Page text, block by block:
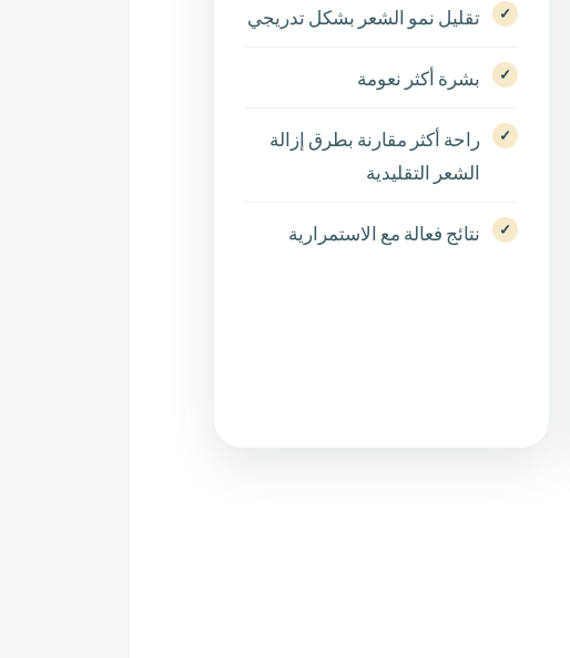
تقليل نمو الشعر بشكل تدريجي
بشرة أكثر نعومة
راحة أكثر مقارنة بطرق إزالة
الشعر التقليدية
نتائج فعالة مع الاستمرارية